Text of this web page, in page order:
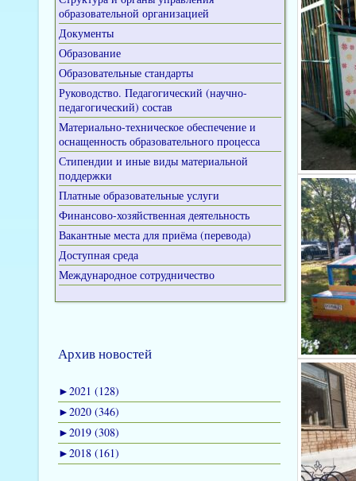
образовательной организацией
Документы
Образование
Образовательные стандарты
Руководство. Педагогический (научно-
педагогический) состав
Материально-техническое обеспечение и
оснащенность образовательного процесса
Стипендии и иные виды материальной
поддержки
Платные образовательные услуги
Финансово-хозяйственная деятельность
Вакантные места для приёма (перевода)
Доступная среда
Международное сотрудничество
Архив новостей
►2021 (128)
►2020 (346)
►2019 (308)
►2018 (161)